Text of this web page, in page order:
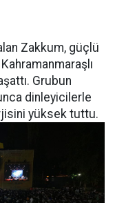
Zakkum, güçlü
Grubun
dinleyicilerle
yüksek tuttu.